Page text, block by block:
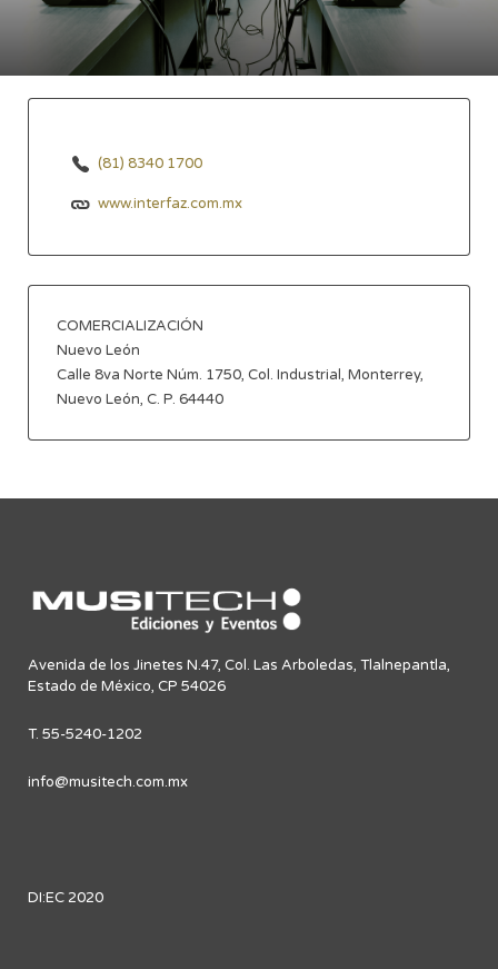
(81) 8340 1700
www.interfaz.com.mx
COMERCIALIZACIÓN
Nuevo León
Calle 8va Norte Núm. 1750, Col. Industrial, Monterrey,
Nuevo León, C. P. 64440
Avenida de los Jinetes N.47, Col. Las Arboledas, Tlalnepantla,
Estado de México, CP 54026
T. 55-5240-1202
info@musitech.com.mx
DI:EC 2020